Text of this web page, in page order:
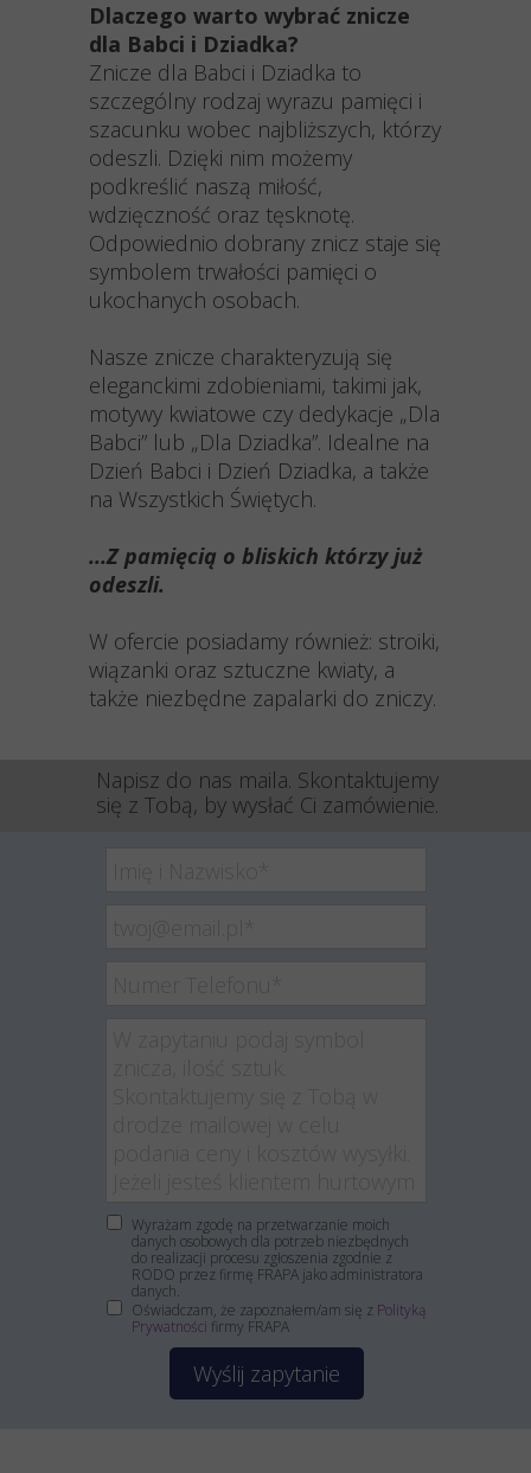
Dlaczego warto wybrać znicze
dla Babci i Dziadka?
Znicze dla Babci i Dziadka to
szczególny rodzaj wyrazu pamięci i
szacunku wobec najbliższych, którzy
odeszli. Dzięki nim możemy
podkreślić naszą miłość,
wdzięczność oraz tęsknotę.
Odpowiednio dobrany znicz staje się
symbolem trwałości pamięci o
ukochanych osobach.
Nasze znicze charakteryzują się
eleganckimi zdobieniami, takimi jak,
motywy kwiatowe czy dedykacje „Dla
Babci” lub „Dla Dziadka”. Idealne na
Dzień Babci i Dzień Dziadka, a także
na Wszystkich Świętych.
...Z pamięcią o bliskich którzy już
odeszli.
W ofercie posiadamy również: stroiki,
wiązanki oraz sztuczne kwiaty, a
także niezbędne zapalarki do zniczy.
Napisz do nas maila. Skontaktujemy
się z Tobą, by wysłać Ci zamówienie.
Wyrażam zgodę na przetwarzanie moich
danych osobowych dla potrzeb niezbędnych
do realizacji procesu zgłoszenia zgodnie z
RODO przez firmę FRAPA jako administratora
danych.
Oświadczam, że zapoznałem/am się z Polityką
Prywatności firmy FRAPA
Wyślij zapytanie